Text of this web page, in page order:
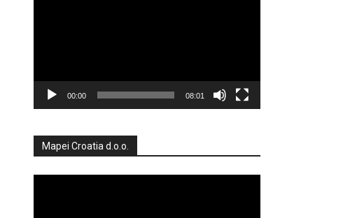
00:00 08:01
Mapei Croatia d.o.o.